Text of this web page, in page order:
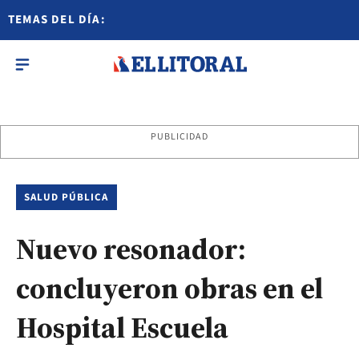
TEMAS DEL DÍA:
PUBLICIDAD
SALUD PÚBLICA
Nuevo resonador:
concluyeron obras en el
Hospital Escuela